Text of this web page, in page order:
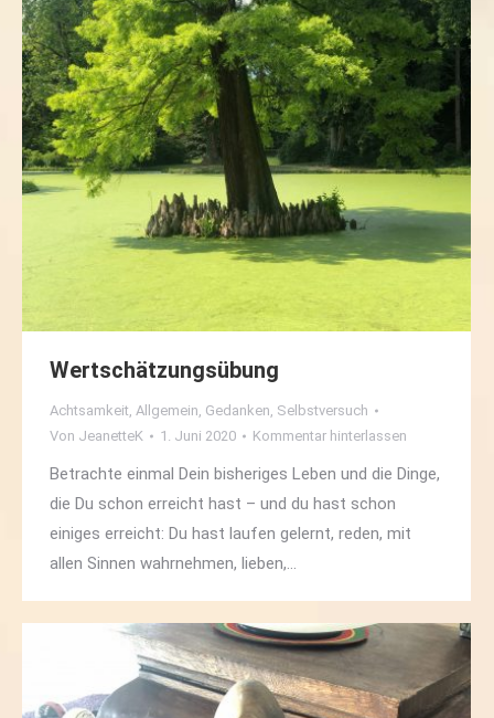
Wertschätzungsübung
Achtsamkeit, Allgemein, Gedanken, Selbstversuch
Von JeanetteK 1. Juni 2020 Kommentar hinterlassen
Betrachte einmal Dein bisheriges Leben und die Dinge,
die Du schon erreicht hast – und du hast schon
einiges erreicht: Du hast laufen gelernt, reden, mit
allen Sinnen wahrnehmen, lieben,…